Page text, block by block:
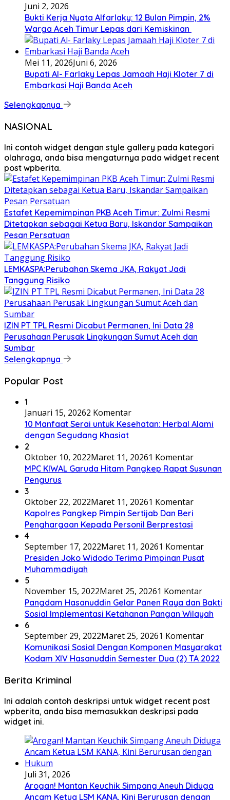
Juni 2, 2026
Bukti Kerja Nyata Alfarlaky: 12 Bulan Pimpin, 2%
Warga Aceh Timur Lepas dari Kemiskinan ‎
Mei 11, 2026Juni 6, 2026
Bupati Al- Farlaky Lepas Jamaah Haji Kloter 7 di
Embarkasi Haji Banda Aceh
Selengkapnya
NASIONAL
Ini contoh widget dengan style gallery pada kategori
olahraga, anda bisa mengaturnya pada widget recent
post wpberita.
Estafet Kepemimpinan PKB Aceh Timur: Zulmi Resmi
Ditetapkan sebagai Ketua Baru, Iskandar Sampaikan
Pesan Persatuan
LEMKASPA:Perubahan Skema JKA, Rakyat Jadi
Tanggung Risiko
IZIN PT TPL Resmi Dicabut Permanen, Ini Data 28
Perusahaan Perusak Lingkungan Sumut Aceh dan
Sumbar
Selengkapnya
Popular Post
1
Januari 15, 20262 Komentar
10 Manfaat Serai untuk Kesehatan: Herbal Alami
dengan Segudang Khasiat
2
Oktober 10, 2022Maret 11, 20261 Komentar
MPC KIWAL Garuda Hitam Pangkep Rapat Susunan
Pengurus
3
Oktober 22, 2022Maret 11, 20261 Komentar
Kapolres Pangkep Pimpin Sertijab Dan Beri
Penghargaan Kepada Personil Berprestasi
4
September 17, 2022Maret 11, 20261 Komentar
Presiden Joko Widodo Terima Pimpinan Pusat
Muhammadiyah
5
November 15, 2022Maret 25, 20261 Komentar
Pangdam Hasanuddin Gelar Panen Raya dan Bakti
Sosial Implementasi Ketahanan Pangan Wilayah
6
September 29, 2022Maret 25, 20261 Komentar
Komunikasi Sosial Dengan Komponen Masyarakat
Kodam XIV Hasanuddin Semester Dua (2) TA 2022
Berita Kriminal
Ini adalah contoh deskripsi untuk widget recent post
wpberita, anda bisa memasukkan deskripsi pada
widget ini.
Juli 31, 2026
Arogan! Mantan Keuchik Simpang Aneuh Diduga
Ancam Ketua LSM KANA, Kini Berurusan dengan